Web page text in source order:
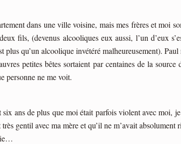
dans une ville voisine, mais mes frères et moi
fils, (devenus alcooliques eux aussi, l’un d’eux
plus qu’un alcoolique invétéré malheureusement).
petites bêtes sortaient par centaines de la
personne ne me voit.
ans de plus que moi était parfois violent avec moi,
gentil avec ma mère et qu’il ne m’avait